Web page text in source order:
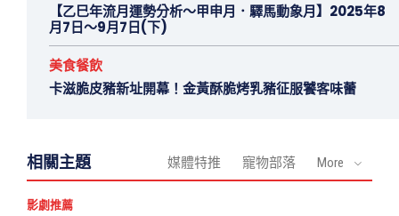
【乙巳年流月運勢分析～甲申月．驛馬動象月】2025年8
月7日～9月7日(下)
美食餐飲
卡滋脆皮豬新址開幕！金黃酥脆烤乳豬征服饕客味蕾
相關主題 媒體特推 寵物部落 More
影劇推薦